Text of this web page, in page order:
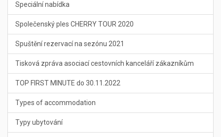
Speciální nabídka
Společenský ples CHERRY TOUR 2020
Spuštění rezervací na sezónu 2021
Tisková zpráva asociací cestovních kanceláří zákazníkům
TOP FIRST MINUTE do 30.11.2022
Types of accommodation
Typy ubytování